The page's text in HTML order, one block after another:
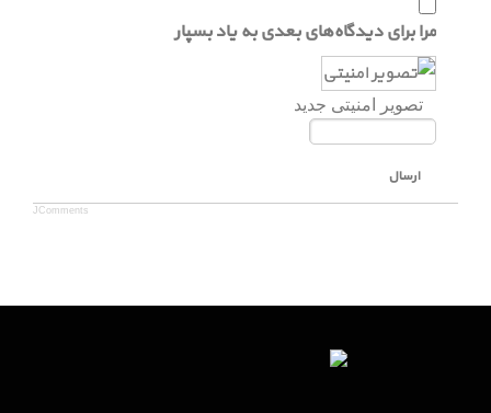
مرا برای دیدگاه‌های بعدی به یاد بسپار
تصویر امنیتی جدید
ارسال
JComments